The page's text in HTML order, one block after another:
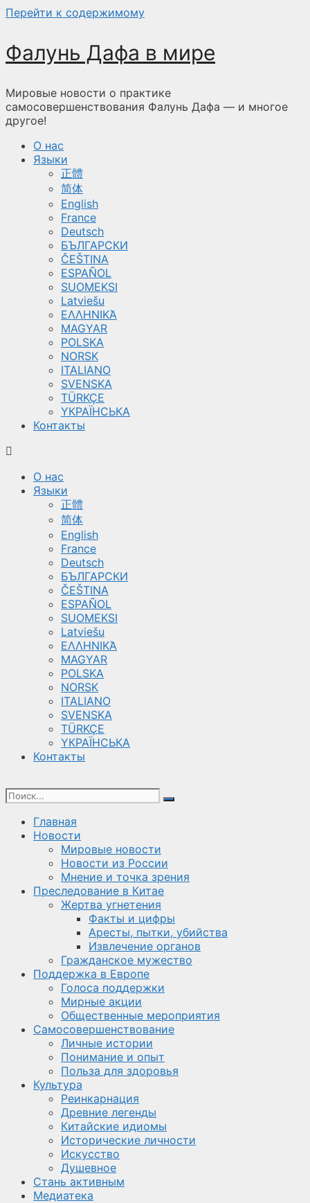
Перейти к содержимому
Фалунь Дафа в мире
Мировые новости о практике
самосовершенствования Фалунь Дафа — и многое
другое!
О нас
Языки
正體
简体
English
France
Deutsch
БЪЛГАРСКИ
ČEŠTINA
ESPAÑOL
SUOMEKSI
Latviešu
ΕΛΛΗΝΙΚΆ
MAGYAR
POLSKA
NORSK
ITALIANO
SVENSKA
TÜRKÇE
YКРАЇНСЬКА
Контакты
О нас
Языки
正體
简体
English
France
Deutsch
БЪЛГАРСКИ
ČEŠTINA
ESPAÑOL
SUOMEKSI
Latviešu
ΕΛΛΗΝΙΚΆ
MAGYAR
POLSKA
NORSK
ITALIANO
SVENSKA
TÜRKÇE
YКРАЇНСЬКА
Контакты
Главная
Новости
Мировые новости
Новости из России
Мнение и точка зрения
Преследование в Китае
Жертва угнетения
Факты и цифры
Аресты, пытки, убийства
Извлечение органов
Гражданское мужество
Поддержка в Европе
Голоса поддержки
Мирные акции
Общественные мероприятия
Самосовершенствование
Личные истории
Понимание и опыт
Польза для здоровья
Культура
Реинкарнация
Древние легенды
Китайские идиомы
Исторические личности
Искусство
Душевное
Стань активным
Медиатека